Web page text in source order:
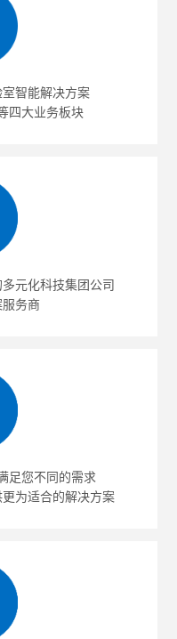
智能解决方案
四大业务板块
元化科技集团公司
服务商
足您不同的需求
为适合的解决方案